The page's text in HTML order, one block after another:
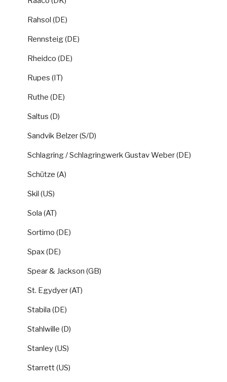
Rahsol (DE)
Rennsteig (DE)
Rheidco (DE)
Rupes (IT)
Ruthe (DE)
Saltus (D)
Sandvik Belzer (S/D)
Schlagring / Schlagringwerk Gustav Weber (DE)
Schütze (A)
Skil (US)
Sola (AT)
Sortimo (DE)
Spax (DE)
Spear & Jackson (GB)
St. Egydyer (AT)
Stabila (DE)
Stahlwille (D)
Stanley (US)
Starrett (US)